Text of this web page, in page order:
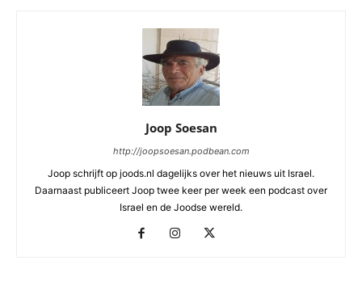
Joop Soesan
http://joopsoesan.podbean.com
Joop schrijft op joods.nl dagelijks over het nieuws uit Israel.
Daarnaast publiceert Joop twee keer per week een podcast over
Israel en de Joodse wereld.